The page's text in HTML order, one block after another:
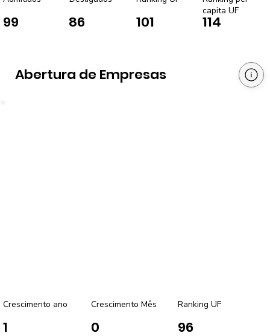
99 86 101 114
capita UF
Abertura de Empresas
1
Crescimento ano
0 96
Ranking UF
Crescimento Mês